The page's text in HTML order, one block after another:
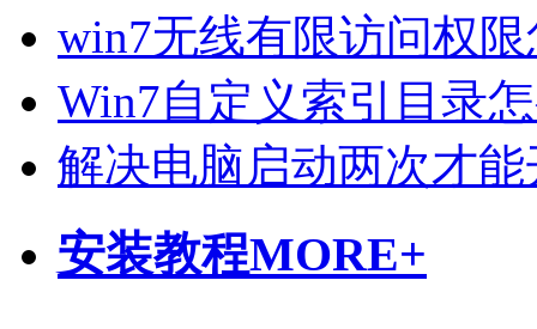
win7无线有限访问权
Win7自定义索引目录
解决电脑启动两次才
安装教程MORE+